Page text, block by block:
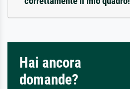
Hai ancora
domande?